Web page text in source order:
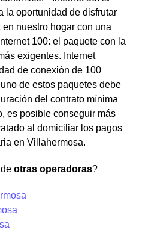
la oportunidad de disfrutar
nuestro hogar con una
100: el paquete con la
exigentes. Internet
de conexión de 100
de estos paquetes debe
del contrato mínima
es posible conseguir más
al domiciliar los pagos
en Villahermosa.
otras operadoras?